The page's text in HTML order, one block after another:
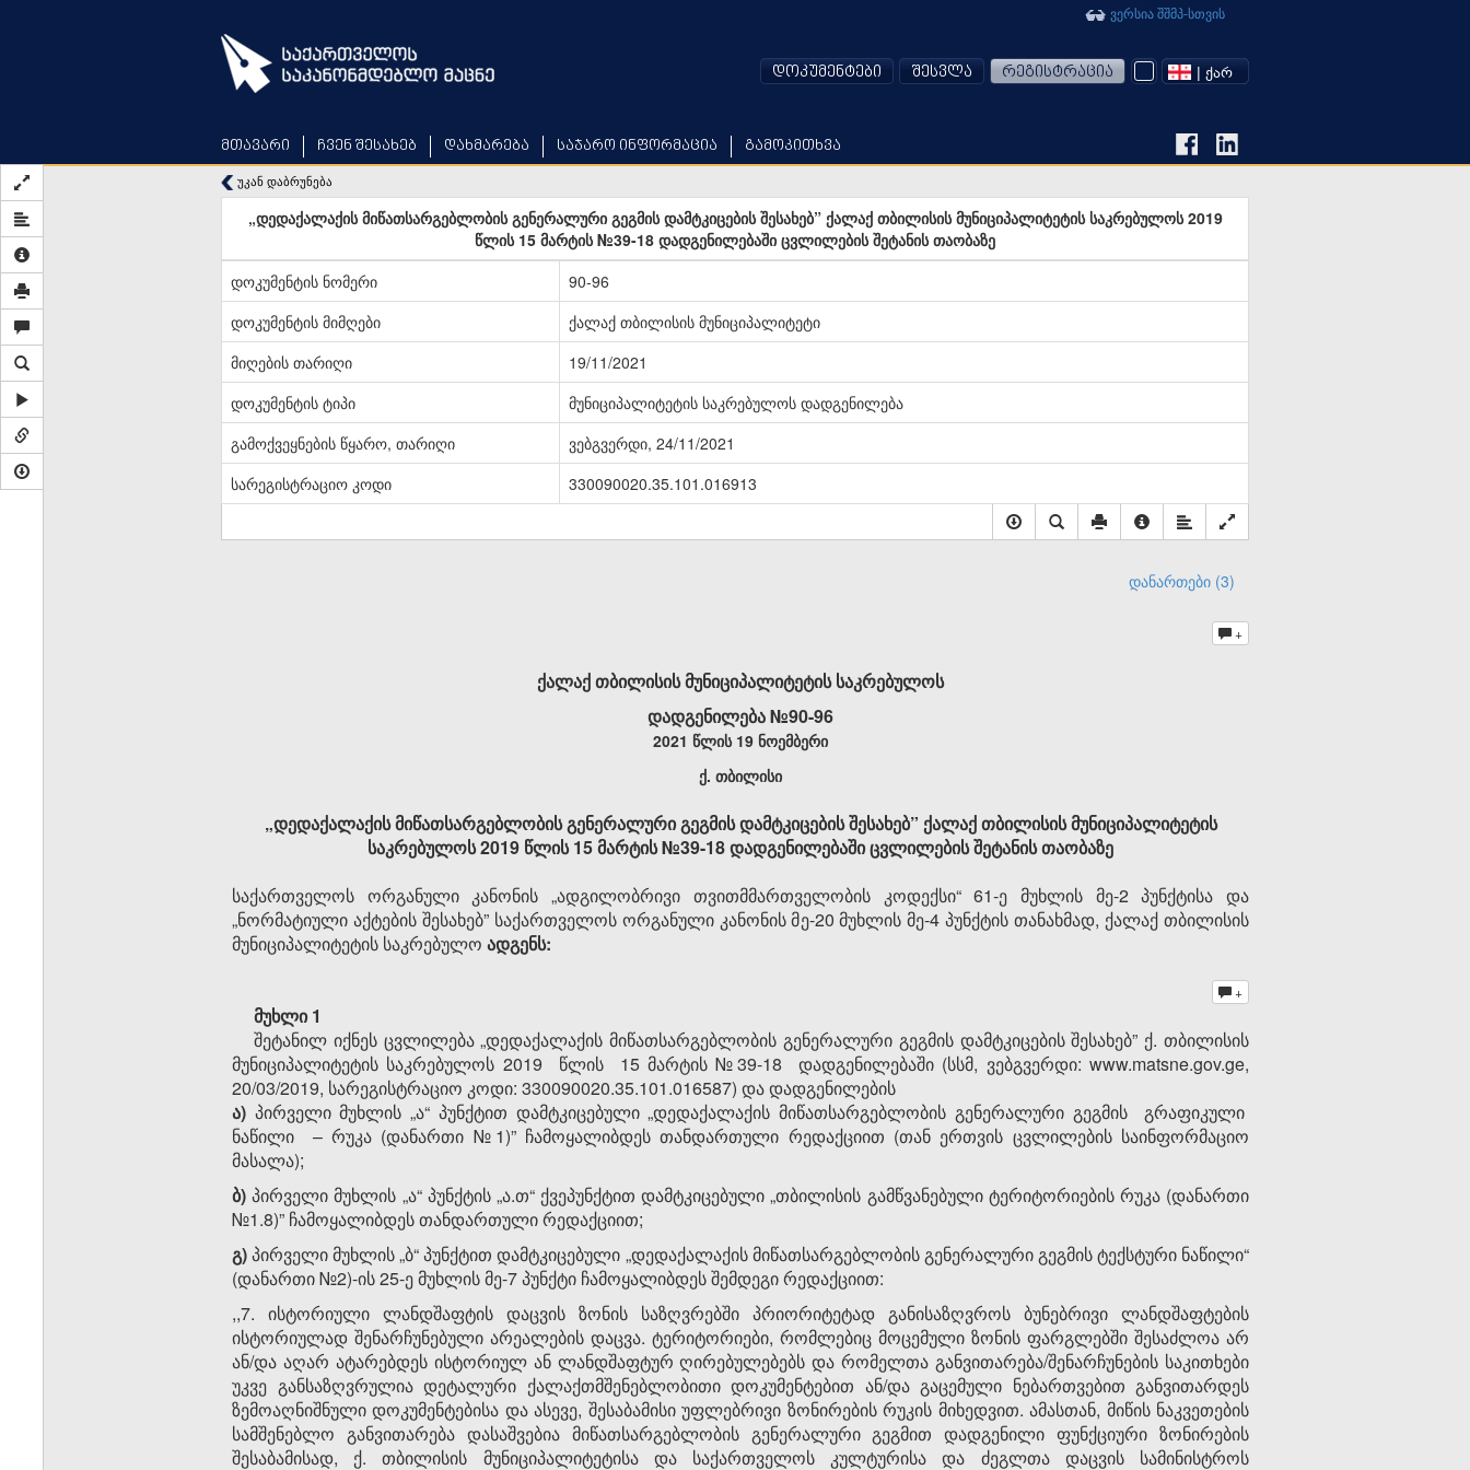
მთავარი ჩვენ შესახებ დახმარება საჯარო ინფორმაცია გამოკითხვა
ვერსია შშმპ-სთვის
დოკუმენტები შესვლა რეგისტრაცია | ᲥᲐᲠ
უკან დაბრუნება
„დედაქალაქის მიწათსარგებლობის გენერალური გეგმის დამტკიცების შესახებ” ქალაქ თბილისის მუნიციპალიტეტის საკრებულოს 2019
წლის 15 მარტის №39-18 დადგენილებაში ცვლილების შეტანის თაობაზე
დოკუმენტის ნომერი
90-96
დოკუმენტის მიმღები
ქალაქ თბილისის მუნიციპალიტეტი
მიღების თარიღი
19/11/2021
დოკუმენტის ტიპი
მუნიციპალიტეტის საკრებულოს დადგენილება
გამოქვეყნების წყარო, თარიღი
ვებგვერდი, 24/11/2021
სარეგისტრაციო კოდი
330090020.35.101.016913
დანართები (3)
+
ქალაქ თბილისის მუნიციპალიტეტის საკრებულოს
დადგენილება №90-96
2021 წლის 19 ნოემბერი
ქ. თბილისი
„დედაქალაქის მიწათსარგებლობის გენერალური გეგმის დამტკიცების შესახებ” ქალაქ თბილისის მუნიციპალიტეტის
საკრებულოს 2019 წლის 15 მარტის №39-18 დადგენილებაში ცვლილების შეტანის თაობაზე
საქართველოს ორგანული კანონის „ადგილობრივი თვითმმართველობის კოდექსი“ 61-ე მუხლის მე-2 პუნქტისა და
„ნორმატიული აქტების შესახებ” საქართველოს ორგანული კანონის მე-20 მუხლის მე-4 პუნქტის თანახმად, ქალაქ თბილისის
მუნიციპალიტეტის საკრებულო ადგენს:
+
მუხლი 1
შეტანილ იქნეს ცვლილება „დედაქალაქის მიწათსარგებლობის გენერალური გეგმის დამტკიცების შესახებ” ქ. თბილისის
მუნიციპალიტეტის საკრებულოს 2019 წლის 15 მარტის №39-18 დადგენილებაში (სსმ, ვებგვერდი: www.matsne.gov.ge,
20/03/2019, სარეგისტრაციო კოდი: 330090020.35.101.016587) და დადგენილების
ა) პირველი მუხლის „ა“ პუნქტით დამტკიცებული „დედაქალაქის მიწათსარგებლობის გენერალური გეგმის გრაფიკული
ნაწილი – რუკა (დანართი №1)” ჩამოყალიბდეს თანდართული რედაქციით (თან ერთვის ცვლილების საინფორმაციო
მასალა);
ბ) პირველი მუხლის „ა“ პუნქტის „ა.თ“ ქვეპუნქტით დამტკიცებული „თბილისის გამწვანებული ტერიტორიების რუკა (დანართი
№1.8)” ჩამოყალიბდეს თანდართული რედაქციით;
გ)პირველი მუხლის „ბ“ პუნქტით დამტკიცებული „დედაქალაქის მიწათსარგებლობის გენერალური გეგმის ტექსტური ნაწილი“
(დანართი №2)-ის 25-ე მუხლის მე-7 პუნქტი ჩამოყალიბდეს შემდეგი რედაქციით:
,,7. ისტორიული ლანდშაფტის დაცვის ზონის საზღვრებში პრიორიტეტად განისაზღვროს ბუნებრივი ლანდშაფტების
ისტორიულად შენარჩუნებული არეალების დაცვა. ტერიტორიები, რომლებიც მოცემული ზონის ფარგლებში შესაძლოა არ
ან/და აღარ ატარებდეს ისტორიულ ან ლანდშაფტურ ღირებულებებს და რომელთა განვითარება/შენარჩუნების საკითხები
უკვე განსაზღვრულია დეტალური ქალაქთმშენებლობითი დოკუმენტებით ან/და გაცემული ნებართვებით განვითარდეს
ზემოაღნიშნული დოკუმენტებისა და ასევე, შესაბამისი უფლებრივი ზონირების რუკის მიხედვით. ამასთან, მიწის ნაკვეთების
სამშენებლო განვითარება დასაშვებია მიწათსარგებლობის გენერალური გეგმით დადგენილი ფუნქციური ზონირების
შესაბამისად, ქ. თბილისის მუნიციპალიტეტისა და საქართველოს კულტურისა და ძეგლთა დაცვის სამინისტროს